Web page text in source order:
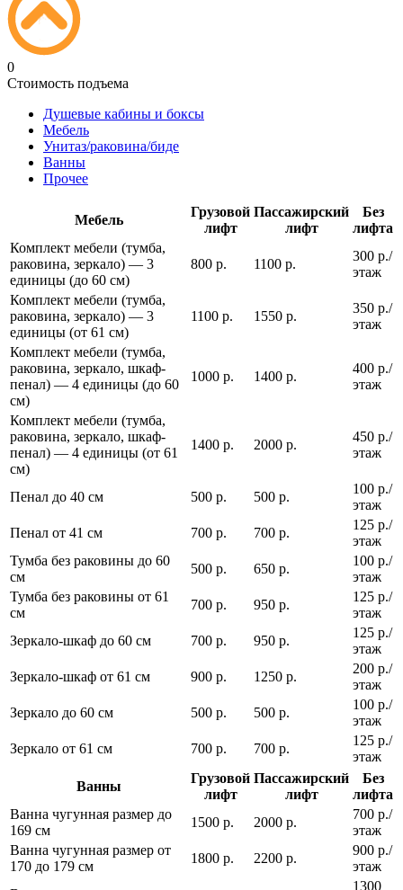
0
Стоимость подъема
Душевые кабины и боксы
Мебель
Унитаз/раковина/биде
Ванны
Прочее
Мебель
Грузовой
лифт
Пассажирский
лифт
Без
лифта
Комплект мебели (тумба,
раковина, зеркало) — 3
единицы (до 60 см)
800 р. 1100 р.
300 р./
этаж
Комплект мебели (тумба,
раковина, зеркало) — 3
единицы (от 61 см)
1100 р. 1550 р.
350 р./
этаж
Комплект мебели (тумба,
раковина, зеркало, шкаф-
пенал) — 4 единицы (до 60
см)
1000 р. 1400 р.
400 р./
этаж
Комплект мебели (тумба,
раковина, зеркало, шкаф-
пенал) — 4 единицы (от 61
см)
1400 р. 2000 р.
450 р./
этаж
Пенал до 40 см 500 р. 500 р.
100 р./
этаж
Пенал от 41 см
700 р. 700 р.
125 р./
этаж
Тумба без раковины до 60
см
500 р. 650 р.
100 р./
этаж
Тумба без раковины от 61
см
700 р. 950 р.
125 р./
этаж
Зеркало-шкаф до 60 см
700 р. 950 р.
125 р./
этаж
Зеркало-шкаф от 61 см
900 р. 1250 р.
200 р./
этаж
Зеркало до 60 см
500 р. 500 р.
100 р./
этаж
Зеркало от 61 см
700 р. 700 р.
125 р./
этаж
Ванны
Грузовой
лифт
Пассажирский
лифт
Без
лифта
Ванна чугунная размер до
169 см
1500 р. 2000 р.
700 р./
этаж
Ванна чугунная размер от
170 до 179 см
1800 р. 2200 р.
900 р./
этаж
1300